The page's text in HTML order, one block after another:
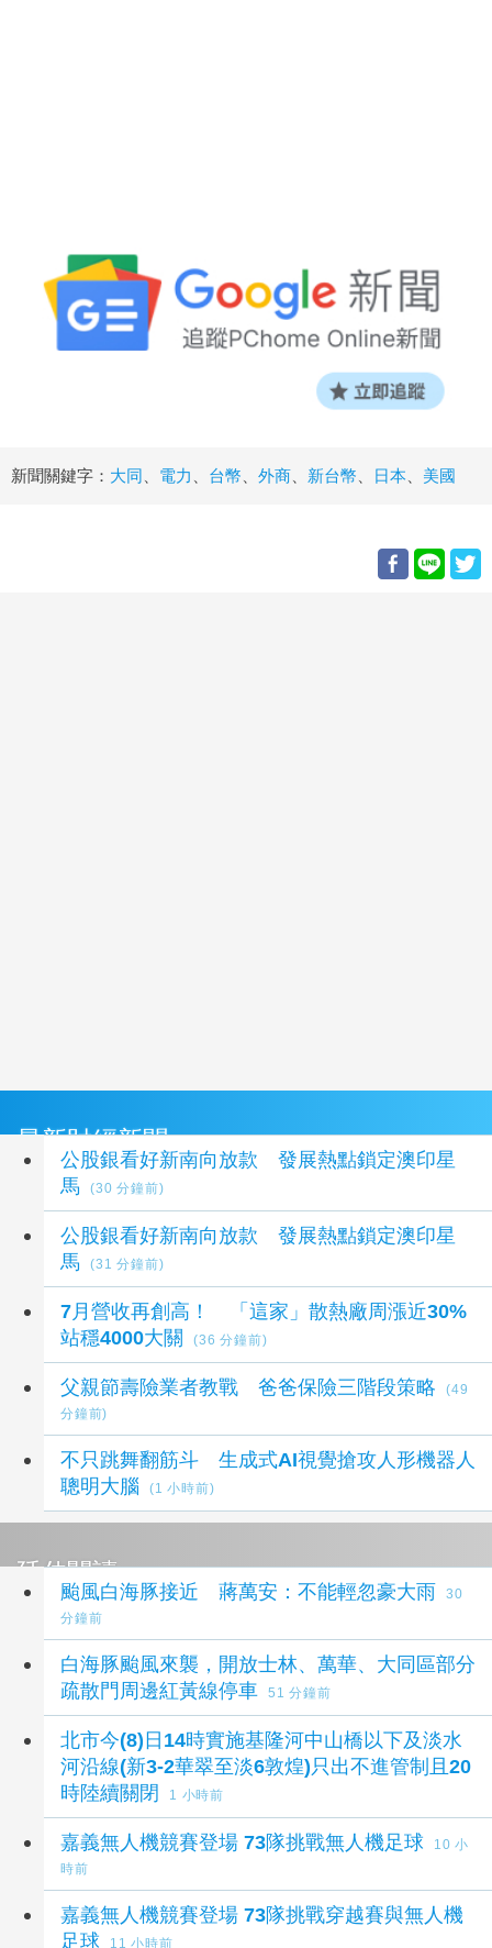
新聞關鍵字： 大同 電力 台幣 外商 新台幣 日本 美國
最新財經新聞
公股銀看好新南向放款 發展熱點鎖定澳印星
馬
(30 分鐘前)
公股銀看好新南向放款 發展熱點鎖定澳印星
馬
(31 分鐘前)
7月營收再創高！ 「這家」散熱廠周漲近30%
站穩4000大關
(36 分鐘前)
父親節壽險業者教戰 爸爸保險三階段策略
(49
分鐘前)
不只跳舞翻筋斗 生成式AI視覺搶攻人形機器人
聰明大腦
(1 小時前)
延伸閱讀
颱風白海豚接近 蔣萬安：不能輕忽豪大雨
30
分鐘前
白海豚颱風來襲，開放士林、萬華、大同區部分
疏散門周邊紅黃線停車
51 分鐘前
北市今(8)日14時實施基隆河中山橋以下及淡水
河沿線(新3-2華翠至淡6敦煌)只出不進管制且20
時陸續關閉
1 小時前
嘉義無人機競賽登場 73隊挑戰無人機足球
10 小
時前
嘉義無人機競賽登場 73隊挑戰穿越賽與無人機
足球
11 小時前